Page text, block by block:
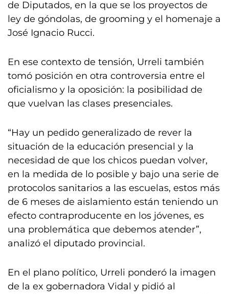
de Diputados, en la que se los proyectos de
ley de góndolas, de grooming y el homenaje a
José Ignacio Rucci.
En ese contexto de tensión, Urreli también
tomó posición en otra controversia entre el
oficialismo y la oposición: la posibilidad de
que vuelvan las clases presenciales.
“Hay un pedido generalizado de rever la
situación de la educación presencial y la
necesidad de que los chicos puedan volver,
en la medida de lo posible y bajo una serie de
protocolos sanitarios a las escuelas, estos más
de 6 meses de aislamiento están teniendo un
efecto contraproducente en los jóvenes, es
una problemática que debemos atender”,
analizó el diputado provincial.
En el plano político, Urreli ponderó la imagen
de la ex gobernadora Vidal y pidió al